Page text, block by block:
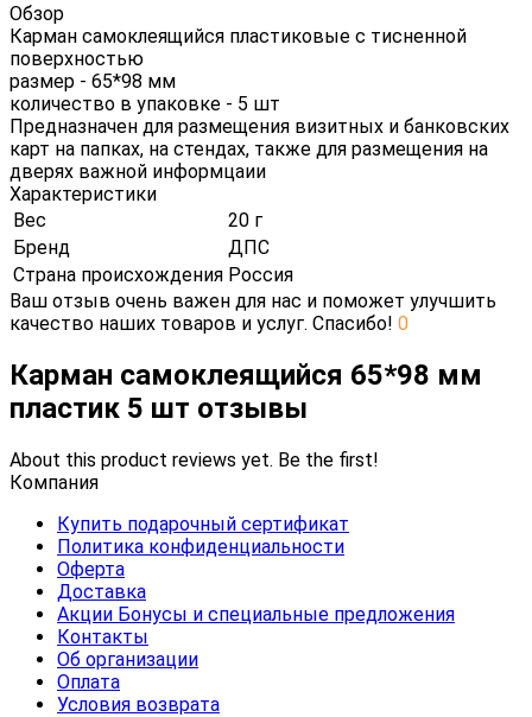
Обзор
Карман самоклеящийся пластиковые с тисненной
поверхностью
размер - 65*98 мм
количество в упаковке - 5 шт
Предназначен для размещения визитных и банковских
карт на папках, на стендах, также для размещения на
дверях важной информцаии
Характеристики
Вес
20 г
Бренд
ДПС
Страна происхождения Россия
Ваш отзыв очень важен для нас и поможет улучшить
качество наших товаров и услуг. Спасибо! 0
Карман самоклеящийся 65*98 мм
пластик 5 шт отзывы
About this product reviews yet. Be the first!
Компания
Купить подарочный сертификат
Политика конфиденциальности
Оферта
Доставка
Акции Бонусы и специальные предложения
Контакты
Об организации
Оплата
Условия возврата